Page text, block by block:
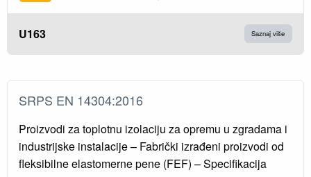
U163 Saznaj više
SRPS EN 14304:2016
Proizvodi za toplotnu izolaciju za opremu u zgradama i
industrijske instalacije – Fabrički izrađeni proizvodi od
fleksibilne elastomerne pene (FEF) – Specifikacija